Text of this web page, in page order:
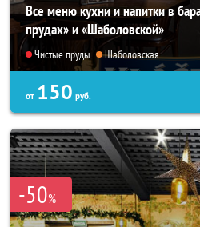
Все меню кухни и напитки в
прудах» и «Шаболовской»
Чистые пруды Шаболовская
от 150 руб.
-50%